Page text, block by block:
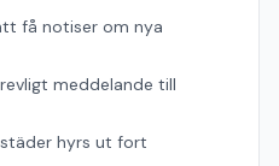
få notiser om nya
meddelande till
hyrs ut fort